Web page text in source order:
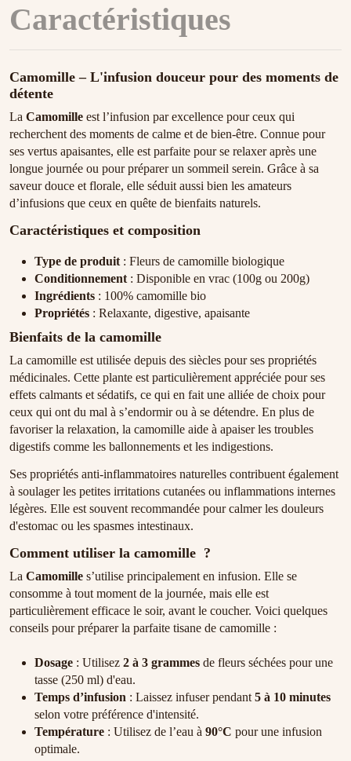
Caractéristiques
Camomille – L'infusion douceur pour des moments de
détente
La Camomille est l’infusion par excellence pour ceux qui
recherchent des moments de calme et de bien-être. Connue pour
ses vertus apaisantes, elle est parfaite pour se relaxer après une
longue journée ou pour préparer un sommeil serein. Grâce à sa
saveur douce et florale, elle séduit aussi bien les amateurs
d’infusions que ceux en quête de bienfaits naturels.
Caractéristiques et composition
Type de produit : Fleurs de camomille biologique
Conditionnement : Disponible en vrac (100g ou 200g)
Ingrédients : 100% camomille bio
Propriétés : Relaxante, digestive, apaisante
Bienfaits de la camomille
La camomille est utilisée depuis des siècles pour ses propriétés
médicinales. Cette plante est particulièrement appréciée pour ses
effets calmants et sédatifs, ce qui en fait une alliée de choix pour
ceux qui ont du mal à s’endormir ou à se détendre. En plus de
favoriser la relaxation, la camomille aide à apaiser les troubles
digestifs comme les ballonnements et les indigestions.
Ses propriétés anti-inflammatoires naturelles contribuent également
à soulager les petites irritations cutanées ou inflammations internes
légères. Elle est souvent recommandée pour calmer les douleurs
d'estomac ou les spasmes intestinaux.
Comment utiliser la camomille ?
La Camomille s’utilise principalement en infusion. Elle se
consomme à tout moment de la journée, mais elle est
particulièrement efficace le soir, avant le coucher. Voici quelques
conseils pour préparer la parfaite tisane de camomille :
Dosage : Utilisez 2 à 3 grammes de fleurs séchées pour une
tasse (250 ml) d'eau.
Temps d’infusion : Laissez infuser pendant 5 à 10 minutes
selon votre préférence d'intensité.
Température : Utilisez de l’eau à 90°C pour une infusion
optimale.